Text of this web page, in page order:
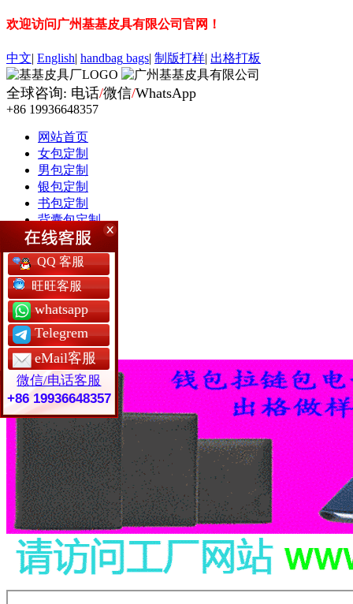
QQ 客服
旺旺客服
whatsapp
Telegrem
eMail客服
微信/电话客服
+86 19936648357
欢迎访问广州基基皮具有限公司官网！
中文| English| handbag bags| 制版打样| 出格打板
全球咨询: 电话/微信/WhatsApp
+86 19936648357
网站首页
女包定制
男包定制
银包定制
书包定制
背囊包定制
军用包袋厂
保护套定制
皮具礼品
常见问题
工厂简介